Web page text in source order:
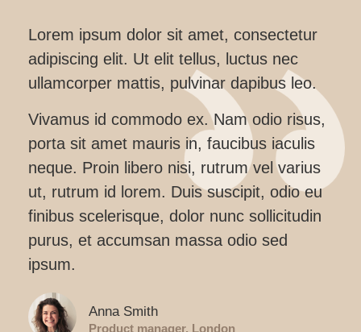
Lorem ipsum dolor sit amet, consectetur
adipiscing elit. Ut elit tellus, luctus nec
ullamcorper mattis, pulvinar dapibus leo.
Vivamus id commodo ex. Nam odio risus,
porta sit amet mauris in, faucibus iaculis
neque. Proin libero nisi, rutrum vel varius
ut, rutrum id lorem. Duis suscipit, odio eu
finibus scelerisque, dolor nunc sollicitudin
purus, et accumsan massa odio sed
ipsum.
Anna Smith
Product manager, London